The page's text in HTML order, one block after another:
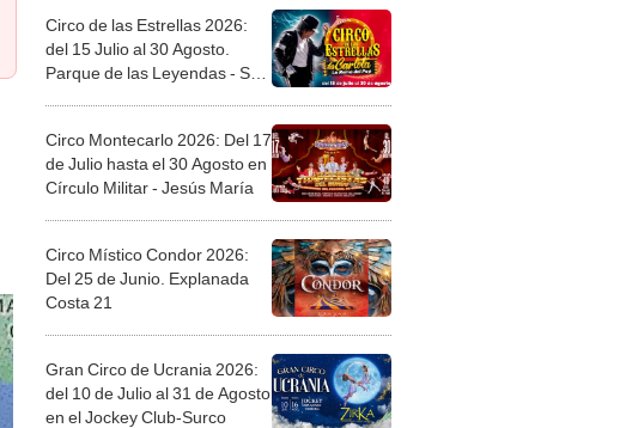
Circo de las Estrellas 2026:
del 15 Julio al 30 Agosto.
Parque de las Leyendas - San
Circo Montecarlo 2026: Del 17
de Julio hasta el 30 Agosto en
Círculo Militar - Jesús María
Circo Místico Condor 2026:
Del 25 de Junio. Explanada
Costa 21
Gran Circo de Ucrania 2026:
del 10 de Julio al 31 de Agosto
en el Jockey Club-Surco